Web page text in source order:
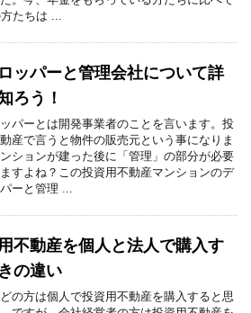
たちは ...
ッパーと管理会社について詳
ろう！
パーとは開発事業者のことを言います。投
産で言うと物件の販売元という事になりま
ションが建った後に「管理」の部分が必要
すよね？この投資用不動産マンションのデ
ーと管理 ...
不動産を個人と法人で購入す
の違い
の方は個人で投資用不動産を購入すると思